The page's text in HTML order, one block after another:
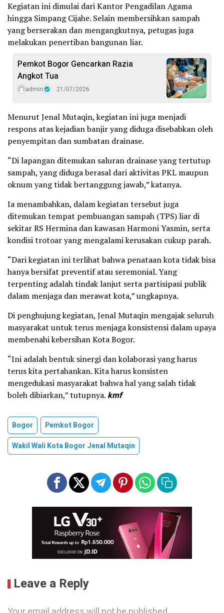
Kegiatan ini dimulai dari Kantor Pengadilan Agama
hingga Simpang Cijahe. Selain membersihkan sampah
yang berserakan dan mengangkutnya, petugas juga
melakukan penertiban bangunan liar.
Pemkot Bogor Gencarkan Razia
Angkot Tua
admin 21/07/2026
Menurut Jenal Mutaqin, kegiatan ini juga menjadi
respons atas kejadian banjir yang diduga disebabkan oleh
penyempitan dan sumbatan drainase.
“Di lapangan ditemukan saluran drainase yang tertutup
sampah, yang diduga berasal dari aktivitas PKL maupun
oknum yang tidak bertanggung jawab,” katanya.
Ia menambahkan, dalam kegiatan tersebut juga
ditemukan tempat pembuangan sampah (TPS) liar di
sekitar RS Hermina dan kawasan Harmoni Yasmin, serta
kondisi trotoar yang mengalami kerusakan cukup parah.
“Dari kegiatan ini terlihat bahwa penataan kota tidak bisa
hanya bersifat preventif atau seremonial. Yang
terpenting adalah tindak lanjut serta partisipasi publik
dalam menjaga dan merawat kota,” ungkapnya.
Di penghujung kegiatan, Jenal Mutaqin mengajak seluruh
masyarakat untuk terus menjaga konsistensi dalam upaya
membenahi kebersihan Kota Bogor.
“Ini adalah bentuk sinergi dan kolaborasi yang harus
terus kita pertahankan. Kita harus konsisten
mengedukasi masyarakat bahwa hal yang salah tidak
boleh dibiarkan,” tutupnya. kmf
Bogor
Pemkot Bogor
Wakil Wali Kota Bogor Jenal Mutaqin
Leave a Reply